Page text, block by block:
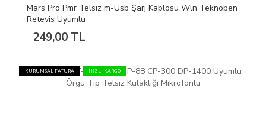
Mars Pro Pmr Telsiz m-Usb Şarj Kablosu Wln Teknoben
Retevis Uyumlu
249,00 TL
KURUMSAL FATURA HIZLI KARGO